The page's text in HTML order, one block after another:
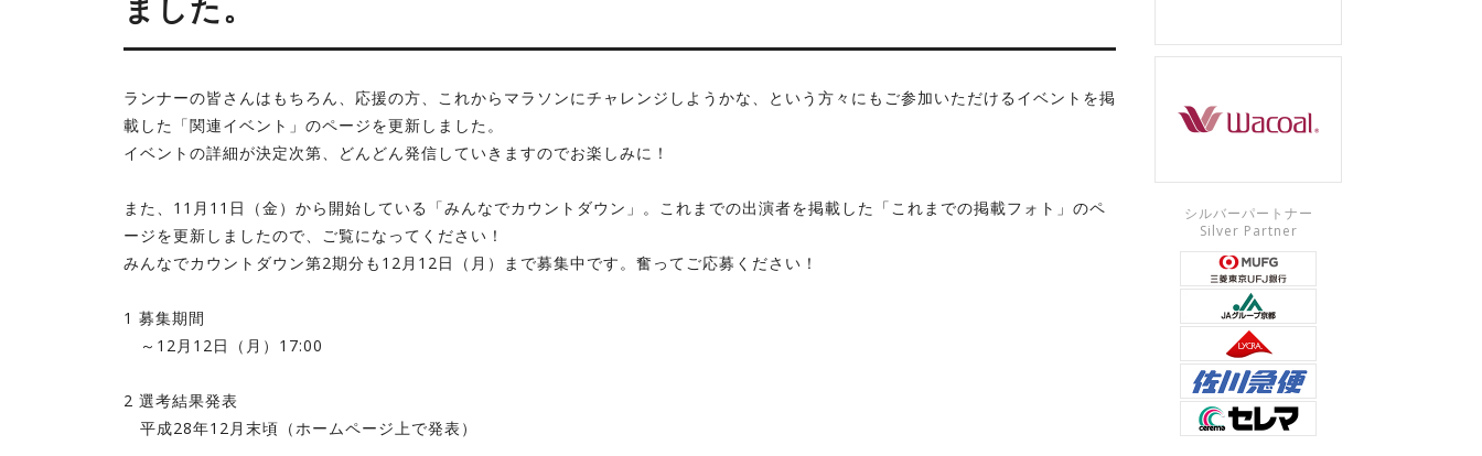
ランナーの皆さんはもちろん、応援の方、これからマラソンにチャレンジしようかな、という方々にもご参加いただけるイベントを掲
載した「関連イベント」のページを更新しました。
イベントの詳細が決定次第、どんどん発信していきますのでお楽しみに！
また、11月11日（金）から開始している「みんなでカウントダウン」。これまでの出演者を掲載した「これまでの掲載フォト」のペ
ージを更新しましたので、ご覧になってください！
みんなでカウントダウン第2期分も12月12日（月）まで募集中です。奮ってご応募ください！
1 募集期間
～12月12日（月）17:00
2 選考結果発表
平成28年12月末頃（ホームページ上で発表）
シルバーパートナー
Silver Partner